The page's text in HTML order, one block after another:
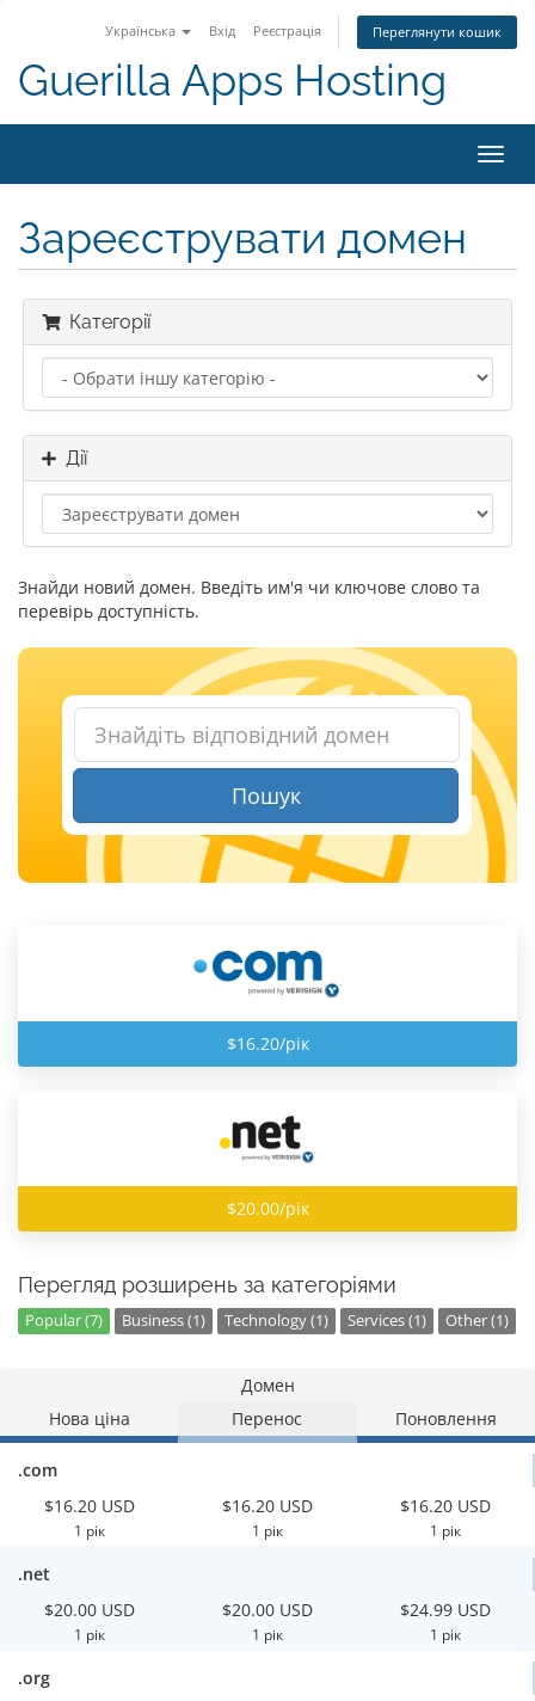
Українська Вхід Реєстрація Переглянути кошик
Guerilla Apps Hosting
Зареєструвати домен
Категорії
Дії
Знайди новий домен. Введіть им'я чи ключове слово та
перевірь доступність.
Пошук
$16.20/рік
$20.00/рік
Перегляд розширень за категоріями
Popular (7) Business (1) Technology (1) Services (1) Other (1)
Домен
Нова ціна
Перенос Поновлення
.com
$16.20 USD
1 рік
$16.20 USD
1 рік
$16.20 USD
1 рік
.net
$20.00 USD
1 рік
$20.00 USD
1 рік
$24.99 USD
1 рік
.org